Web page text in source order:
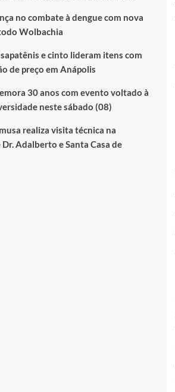
no combate à dengue com nova
Wolbachia
sapatênis e cinto lideram itens com
de preço em Anápolis
30 anos com evento voltado à
neste sábado (08)
realiza visita técnica na
Adalberto e Santa Casa de